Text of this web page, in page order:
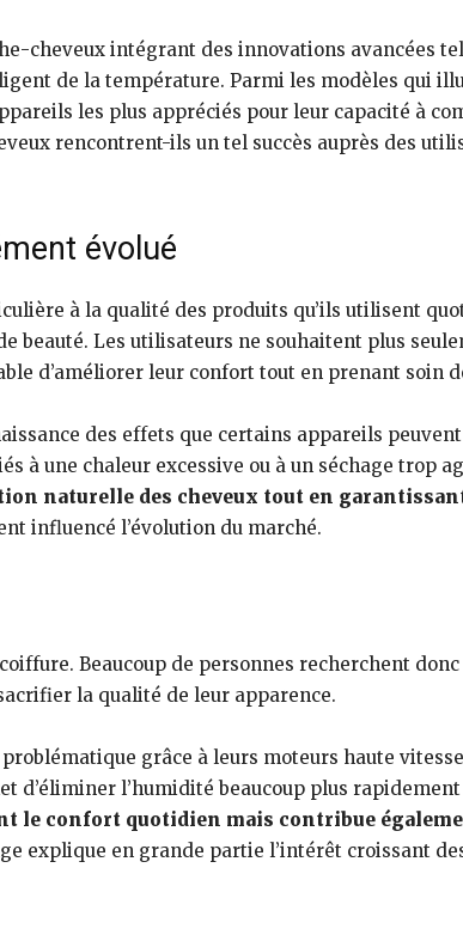
cheveux intégrant des innovations avancées
de la température. Parmi les modèles qui
les plus appréciés pour leur capacité à
rencontrent-ils un tel succès auprès des
évolué
à la qualité des produits qu’ils utilisent
beauté. Les utilisateurs ne souhaitent plus
d’améliorer leur confort tout en prenant soin
des effets que certains appareils
à une chaleur excessive ou à un séchage trop
naturelle des cheveux tout en
influencé l’évolution du marché.
Beaucoup de personnes recherchent
la qualité de leur apparence.
grâce à leurs moteurs haute
l’humidité beaucoup plus rapidement
le confort quotidien mais contribue
explique en grande partie l’intérêt croissant